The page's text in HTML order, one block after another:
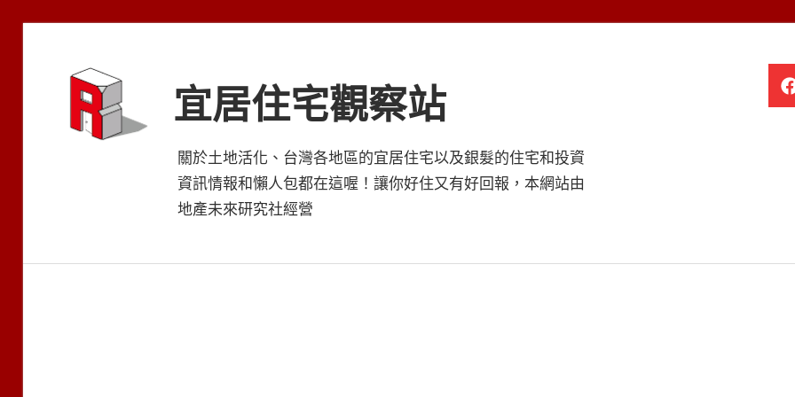
宜居住宅觀察站
關於土地活化、台灣各地區的宜居住宅以及銀髮的住宅和投資
資訊情報和懶人包都在這喔！讓你好住又有好回報，本網站由
地產未來研究社經營
銀
髮
住